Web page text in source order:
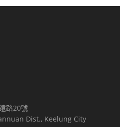
路20號
Dist., Keelung City